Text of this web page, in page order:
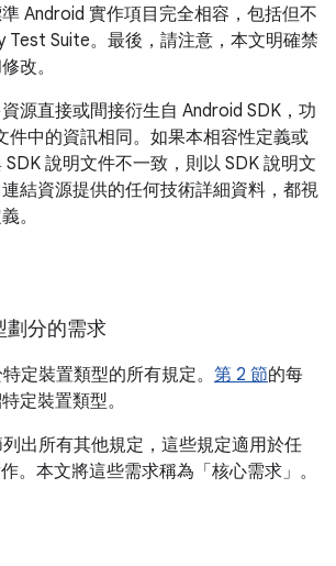
Android 實作項目完全相容，包括但不
Test Suite。最後，請注意，本文明確禁
改。
源直接或間接衍生自 Android SDK，功
件中的資訊相同。如果本相容性定義或
說明文件不一致，則以 SDK 說明文
結資源提供的任何技術詳細資料，都視
。
劃分的需求
定裝置類型的所有規定。 第 2 節的每
定裝置類型。
出所有其他規定，這些規定適用於任
。本文將這些需求稱為「核心需求」。